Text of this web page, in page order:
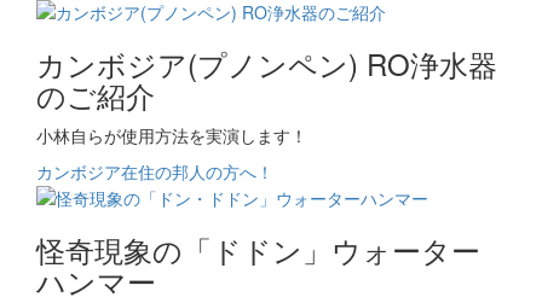
カンボジア(プノンペン) RO浄水器
のご紹介
小林自らが使用方法を実演します！
カンボジア在住の邦人の方へ！
怪奇現象の「ドドン」ウォーター
ハンマー